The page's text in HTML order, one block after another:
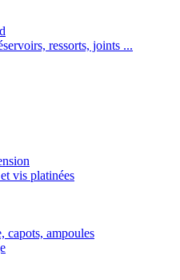
ressorts, joints ...
vis platinées
capots, ampoules